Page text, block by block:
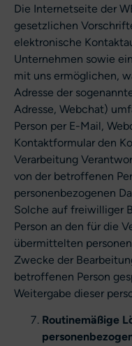
Die Internetseite der
gesetzlichen
elektronische
Unternehmen sowie
mit uns ermöglichen,
Adresse der
Adresse, Webchat)
Person per E-Mail,
Kontaktformular den
Verarbeitung
von der betroffenen
personenbezogenen
Solche auf freiwilliger
Person an den für die
übermittelten
Zwecke der
betroffenen Person
Weitergabe dieser
Routinemäßige